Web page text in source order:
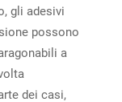
gli adesivi
possono
a
dei casi,